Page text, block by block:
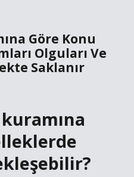
Göre Konu
Olguları Ve
Saklanır